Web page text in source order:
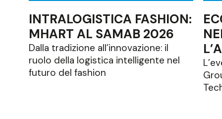
INTRALOGISTICA FASHION:
MHART AL SAMAB 2026
Dalla tradizione all’innovazione: il
ruolo della logistica intelligente nel
futuro del fashion